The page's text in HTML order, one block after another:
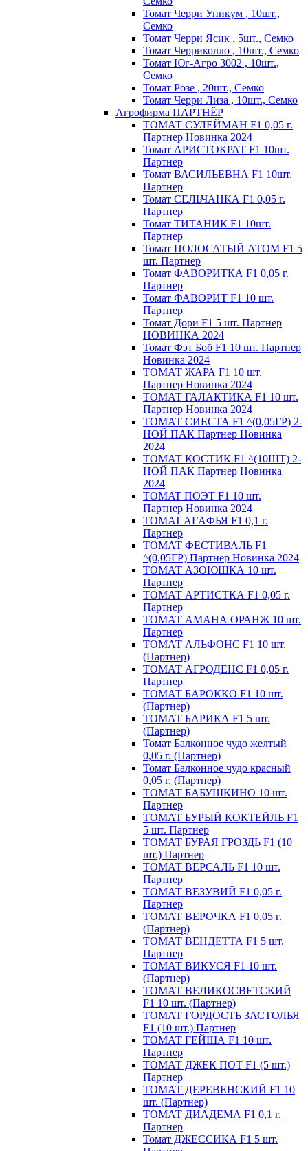
Томат Черри Уникум , 10шт.,
Семко
Томат Черри Ясик , 5шт., Семко
Томат Черриколло , 10шт., Семко
Томат Юг-Агро 3002 , 10шт.,
Семко
Томат Розе , 20шт., Семко
Томат Черри Лиза , 10шт., Семко
Агрофирма ПАРТНЁР
ТОМАТ СУЛЕЙМАН F1 0,05 г.
Партнер Новинка 2024
Томат АРИСТОКРАТ F1 10шт.
Партнер
Томат ВАСИЛЬЕВНА F1 10шт.
Партнер
Томат СЕЛЬЧАНКА F1 0,05 г.
Партнер
Томат ТИТАНИК F1 10шт.
Партнер
Томат ПОЛОСАТЫЙ АТОМ F1 5
шт. Партнер
Томат ФАВОРИТКА F1 0,05 г.
Партнер
Томат ФАВОРИТ F1 10 шт.
Партнер
Томат Дори F1 5 шт. Партнер
НОВИНКА 2024
Томат Фэт Боб F1 10 шт. Партнер
Новинка 2024
ТОМАТ ЖАРА F1 10 шт.
Партнер Новинка 2024
ТОМАТ ГАЛАКТИКА F1 10 шт.
Партнер Новинка 2024
ТОМАТ СИЕСТА F1 ^(0,05ГР) 2-
НОЙ ПАК Партнер Новинка
2024
ТОМАТ КОСТИК F1 ^(10ШТ) 2-
НОЙ ПАК Партнер Новинка
2024
TOMAT ПOЭT F1 10 шт.
Пapтнeр Новинка 2024
TOMAT AГAФЬЯ F1 0,1 г.
Пapтнep
ТОМАТ ФЕСТИВАЛЬ F1
^(0,05ГР) Партнер Новинка 2024
ТОМАТ АЗОЮШКА 10 шт.
Партнер
ТОМАТ АРТИСТКА F1 0,05 г.
Партнер
ТОМАТ АМАНА ОРАНЖ 10 шт.
Партнер
ТОМАТ АЛЬФОНС F1 10 шт.
(Партнер)
ТОМАТ АГРОДЕНС F1 0,05 г.
Партнер
ТОМАТ БАРОККО F1 10 шт.
(Партнер)
ТОМАТ БАРИКА F1 5 шт.
(Партнер)
Томат Балконное чудо желтый
0,05 г. (Партнер)
Томат Балконное чудо красный
0,05 г. (Партнер)
ТОМАТ БАБУШКИНО 10 шт.
Партнер
ТОМАТ БУРЫЙ КОКТЕЙЛЬ F1
5 шт. Партнер
ТОМАТ БУРАЯ ГРОЗДЬ F1 (10
шт.) Партнер
ТОМАТ ВЕРСАЛЬ F1 10 шт.
Партнер
ТОМАТ ВЕЗУВИЙ F1 0,05 г.
Партнер
ТОМАТ ВЕРОЧКА F1 0,05 г.
(Партнер)
ТОМАТ ВЕНДЕТТА F1 5 шт.
Партнер
ТОМАТ ВИКУСЯ F1 10 шт.
(Партнер)
ТОМАТ ВЕЛИКОСВЕТСКИЙ
F1 10 шт. (Партнер)
ТОМАТ ГОРДОСТЬ ЗАСТОЛЬЯ
F1 (10 шт.) Партнер
ТОМАТ ГЕЙША F1 10 шт.
Партнер
ТОМАТ ДЖЕК ПОТ F1 (5 шт.)
Партнер
ТОМАТ ДЕРЕВЕНСКИЙ F1 10
шт. (Партнер)
ТОМАТ ДИАДЕМА F1 0,1 г.
Партнер
Томат ДЖЕССИКА F1 5 шт.